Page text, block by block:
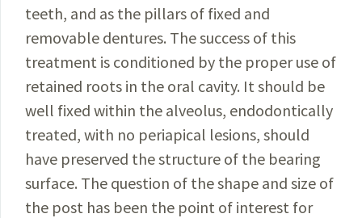
teeth, and as the pillars of fixed and
removable dentures. The success of this
treatment is conditioned by the proper use of
retained roots in the oral cavity. It should be
well fixed within the alveolus, endodontically
treated, with no periapical lesions, should
have preserved the structure of the bearing
surface. The question of the shape and size of
the post has been the point of interest for